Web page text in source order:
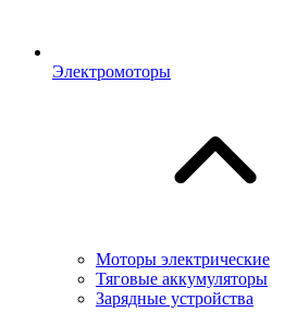
Электромоторы
Моторы электрические
Тяговые аккумуляторы
Зарядные устройства